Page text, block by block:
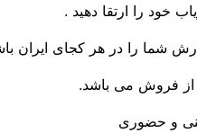
خود را ارتقا دهید .
شما را در هر کجای ایران
از فروش می باشد.
و حضوری